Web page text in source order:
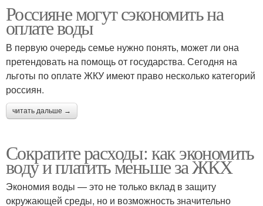
Россияне могут сэкономить на
оплате воды
В первую очередь семье нужно понять, может ли она
претендовать на помощь от государства. Сегодня на
льготы по оплате ЖКУ имеют право несколько категорий
россиян.
читать дальше →
Сократите расходы: как экономить
воду и платить меньше за ЖКХ
Экономия воды — это не только вклад в защиту
окружающей среды, но и возможность значительно